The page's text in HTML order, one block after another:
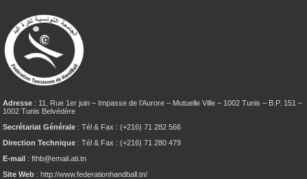
Adresse : 11, Rue 1er juin – Impasse de l’Aurore – Mutuelle Ville – 1002 Tunis – B.P. 151 –
1002 Tunis Belvédère
Secrétariat Générale : Tél & Fax : (+216) 71 282 566
Direction Technique : Tél & Fax : (+216) 71 280 479
E-mail : fthb@email.ati.tn
Site Web : http://www.federationhandball.tn/